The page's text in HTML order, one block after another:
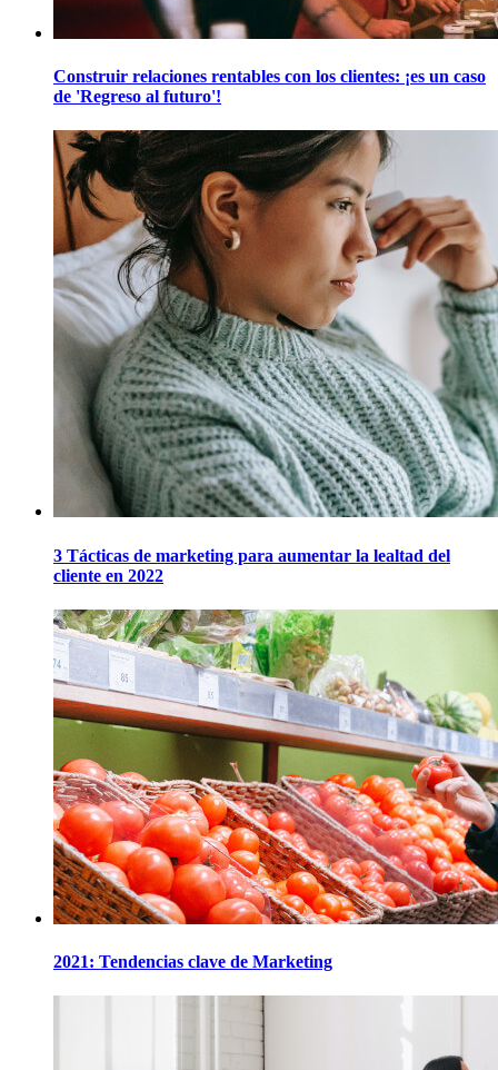
Construir relaciones rentables con los clientes: ¡es un caso
de 'Regreso al futuro'!
3 Tácticas de marketing para aumentar la lealtad del
cliente en 2022
2021: Tendencias clave de Marketing